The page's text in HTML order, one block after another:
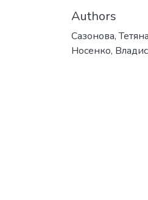
Authors
Сазонова,
Носенко,